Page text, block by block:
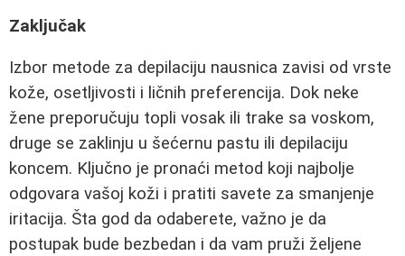
Zaključak
Izbor metode za depilaciju nausnica zavisi od vrste
kože, osetljivosti i ličnih preferencija. Dok neke
žene preporučuju topli vosak ili trake sa voskom,
druge se zaklinju u šećernu pastu ili depilaciju
koncem. Ključno je pronaći metod koji najbolje
odgovara vašoj koži i pratiti savete za smanjenje
iritacija. Šta god da odaberete, važno je da
postupak bude bezbedan i da vam pruži željene